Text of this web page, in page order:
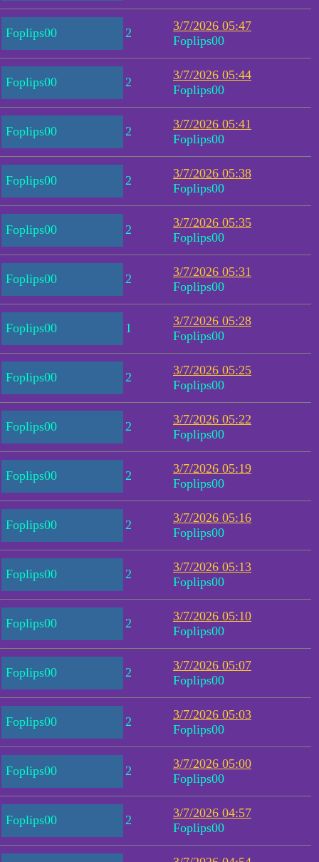
Foplips00 2
3/7/2026 05:47
Foplips00
Foplips00 2
3/7/2026 05:44
Foplips00
Foplips00 2
3/7/2026 05:41
Foplips00
Foplips00 2
3/7/2026 05:38
Foplips00
Foplips00 2
3/7/2026 05:35
Foplips00
Foplips00 2
3/7/2026 05:31
Foplips00
Foplips00 1
3/7/2026 05:28
Foplips00
Foplips00 2
3/7/2026 05:25
Foplips00
Foplips00 2
3/7/2026 05:22
Foplips00
Foplips00 2
3/7/2026 05:19
Foplips00
Foplips00 2
3/7/2026 05:16
Foplips00
Foplips00 2
3/7/2026 05:13
Foplips00
Foplips00 2
3/7/2026 05:10
Foplips00
Foplips00 2
3/7/2026 05:07
Foplips00
Foplips00 2
3/7/2026 05:03
Foplips00
Foplips00 2
3/7/2026 05:00
Foplips00
Foplips00 2
3/7/2026 04:57
Foplips00